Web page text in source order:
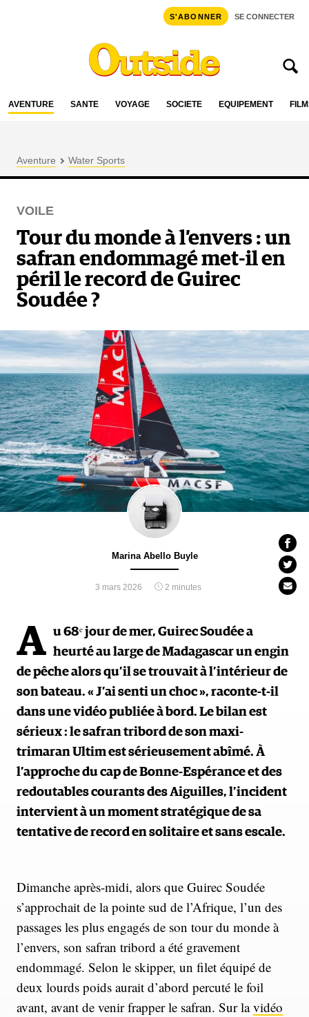
S'ABONNER SE CONNECTER
AVENTURE SANTÉ VOYAGE SOCIÉTÉ ÉQUIPEMENT
Aventure Water Sports
VOILE
Tour du monde à l’envers : un
safran endommagé met-il en
péril le record de Guirec
Soudée ?
Marina Abello Buyle
3 mars 2026 2 minutes
A u 68ᵉ jour de mer, Guirec Soudée a
heurté au large de Madagascar un engin
de pêche alors qu’il se trouvait à l’intérieur de
son bateau. « J’ai senti un choc », raconte-t-il
dans une vidéo publiée à bord. Le bilan est
sérieux : le safran tribord de son maxi-
trimaran Ultim est sérieusement abîmé. À
l’approche du cap de Bonne-Espérance et des
redoutables courants des Aiguilles, l’incident
intervient à un moment stratégique de sa
tentative de record en solitaire et sans escale.
Dimanche après-midi, alors que Guirec Soudée
s’approchait de la pointe sud de l’Afrique, l’un des
passages les plus engagés de son tour du monde à
l’envers, son safran tribord a été gravement
endommagé. Selon le skipper, un filet équipé de
deux lourds poids aurait d’abord percuté le foil
avant, avant de venir frapper le safran. Sur lavidéo